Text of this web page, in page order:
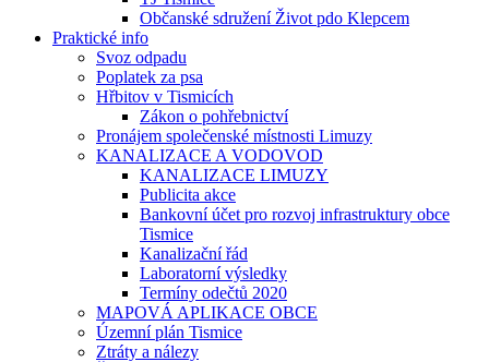
Občanské sdružení Život pdo Klepcem
Praktické info
Svoz odpadu
Poplatek za psa
Hřbitov v Tismicích
Zákon o pohřebnictví
Pronájem společenské místnosti Limuzy
KANALIZACE A VODOVOD
KANALIZACE LIMUZY
Publicita akce
Bankovní účet pro rozvoj infrastruktury obce
Tismice
Kanalizační řád
Laboratorní výsledky
Termíny odečtů 2020
MAPOVÁ APLIKACE OBCE
Územní plán Tismice
Ztráty a nálezy